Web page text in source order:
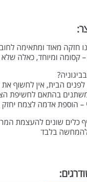
חזקה מאוד ומתאימה
קסומה ומיוחד, כאלה
הבית, אין לחשוף
משתנים בהתאם לחשיפת
– הוספת אדמה לצמח
כלים שונים להעצמת
בלבד